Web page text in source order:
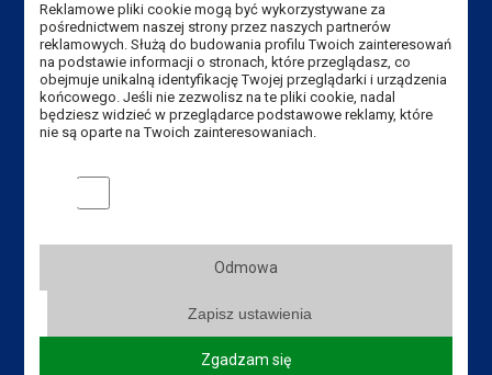
E-mail rekrutacja:rekrutacja@ansleszno.pl
Władze Uczelni
Senat Uczelni
Dostępność
Dział IT
Reklamowe pliki cookie mogą być wykorzystywane za
pośrednictwem naszej strony przez naszych partnerów
reklamowych. Służą do budowania profilu Twoich zainteresowań
na podstawie informacji o stronach, które przeglądasz, co
obejmuje unikalną identyfikację Twojej przeglądarki i urządzenia
końcowego. Jeśli nie zezwolisz na te pliki cookie, nadal
będziesz widzieć w przeglądarce podstawowe reklamy, które
nie są oparte na Twoich zainteresowaniach.
Marketingowe pliki cookies
Odmowa
Zapisz ustawienia
Zgadzam się